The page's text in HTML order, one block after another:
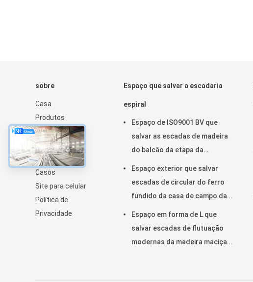
sobre
Casa
Produtos
Sobre nós
Notícia
Mapa do site
Casos
Site para celular
Política de
Privacidade
Espaço que salvar a escadaria
espiral
Espaço de ISO9001 BV que
salvar as escadas de madeira
do balcão da etapa da
Espaço exterior que salvar
escadas de circular do ferro
fundido da casa de campo da
Espaço em forma de L que
salvar escadas de flutuação
modernas da madeira maciça